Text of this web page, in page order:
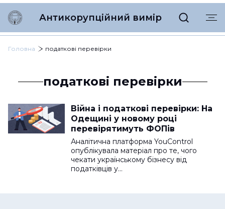
Антикорупційний вимір
Головна податкові перевірки
податкові перевірки
Війна і податкові перевірки: На
Одещині у новому році
перевірятимуть ФОПів
Аналітична платформа YouControl
опублікувала матеріал про те, чого
чекати українському бізнесу від
податківців у…